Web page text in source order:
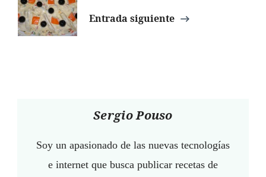
Entrada siguiente
Sergio Pouso
Soy un apasionado de las nuevas tecnologías
e internet que busca publicar recetas de